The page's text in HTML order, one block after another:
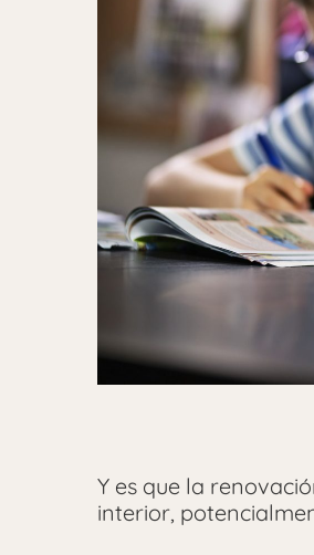
Y es que la
interior,